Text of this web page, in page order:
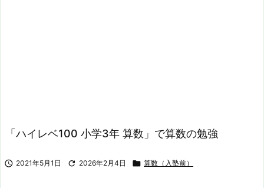
「ハイレベ100 小学3年 算数」で算数の勉強
 2021年5月1日  2026年2月4日  算数（入塾前）